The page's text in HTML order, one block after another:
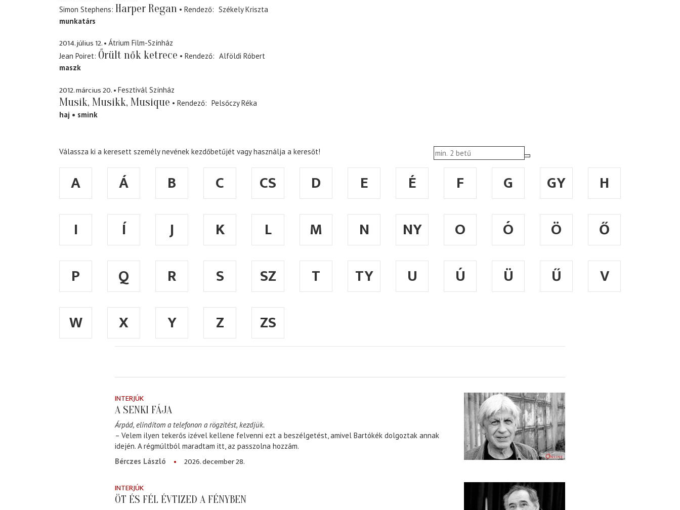
Simon Stephens Harper Regan Rendező
Székely Kriszta
munkatárs
2014. július 12.
Átrium Film-Színház
Jean Poiret Őrült nők ketrece Rendező
Alföldi Róbert
maszk
2012. március 20. Fesztivál Színház
Musik, Musikk, Musique Rendező
Pelsőczy Réka
haj
smink
Válassza ki a keresett személy nevének kezdőbetűjét vagy használja a keresőt!
A Á B C CS D E É F G GY
H
I
Í J K L M N NY O Ó Ö
Ő
P
Q R S SZ T TY U Ú Ü Ű
V
W
X Y Z ZS
INTERJÚK
A SENKI FÁJA
Árpád, elindítom a telefonon a rögzítést, kezdjük.
– Velem ilyen tekerős izével kellene felvenni ezt a beszélgetést, amivel Bartókék dolgoztak annak
idején. A régmúltból maradtam itt, az passzolna hozzám.
Bérczes László
2026. december 28.
INTERJÚK
ÖT ÉS FÉL ÉVTIZED A FÉNYBEN